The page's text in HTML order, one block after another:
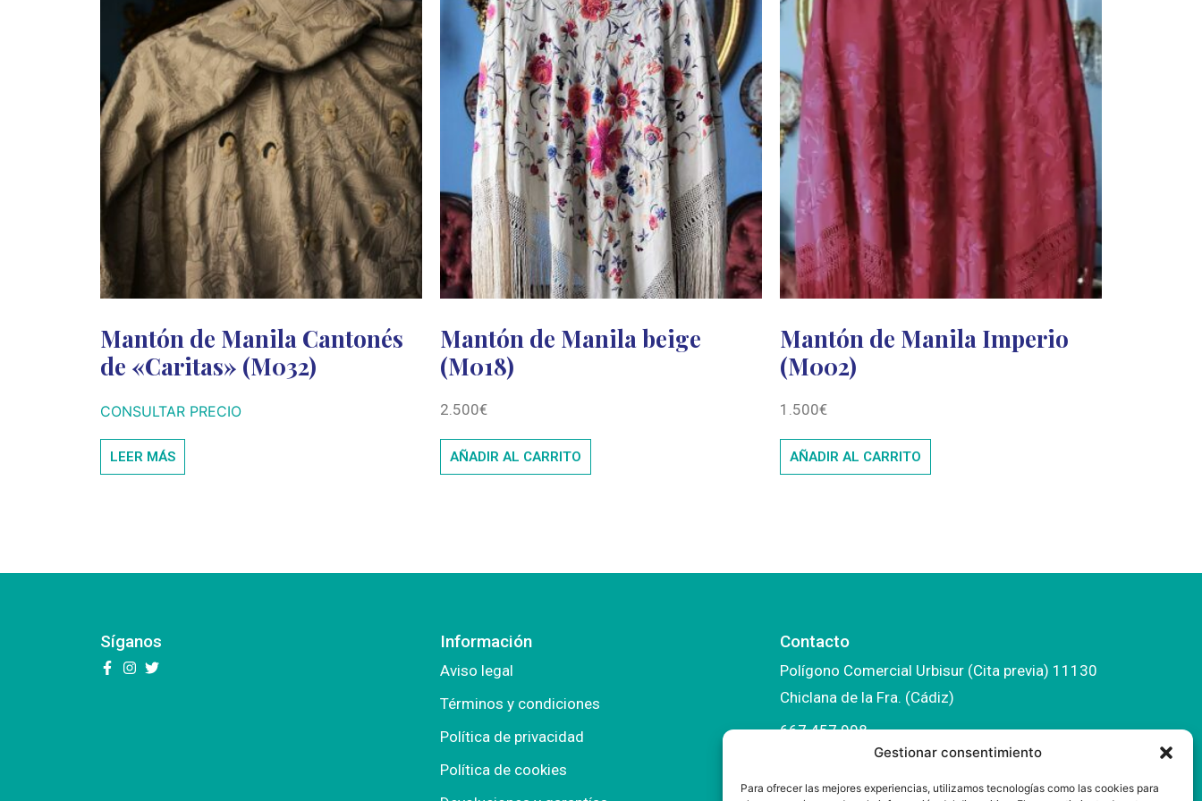
Gestionar consentimiento
Para ofrecer las mejores experiencias, utilizamos tecnologías como las cookies para
Mantón de Manila Cantonés
de «Caritas» (M032)
CONSULTAR PRECIO
LEER MÁS
Mantón de Manila beige
(M018)
2.500€
AÑADIR AL CARRITO
Mantón de Manila Imperio
(M002)
1.500€
AÑADIR AL CARRITO
Síganos Información
Aviso legal
Términos y condiciones
Política de privacidad
Política de cookies
Contacto
Polígono Comercial Urbisur (Cita previa) 11130
Chiclana de la Fra. (Cádiz)
667 457 908
info@mantonesdelsur.com
mantonesdelsur@gmail.com